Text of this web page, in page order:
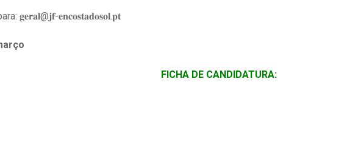
𝐠𝐞𝐫𝐚𝐥@𝐣𝐟-𝐞𝐧𝐜𝐨𝐬𝐭𝐚𝐝𝐨𝐬𝐨𝐥.𝐩𝐭
FICHA DE CANDIDATURA: